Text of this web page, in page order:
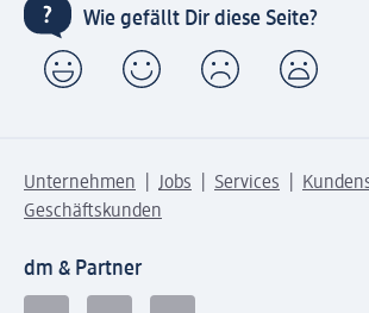
Wie gefällt Dir diese Seite?
Unternehmen Jobs Services
Geschäftskunden
dm & Partner